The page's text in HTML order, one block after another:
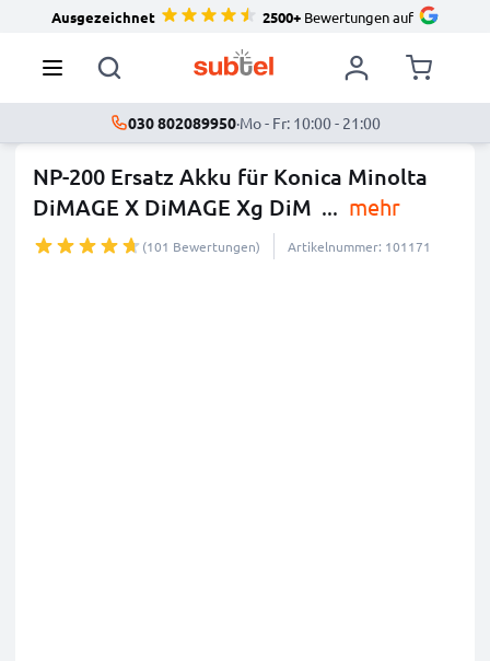
Ausgezeichnet 2500+Bewertungen auf
030 802089950·Mo - Fr: 10:00 - 21:00
NP-200 Ersatz Akku für Konica Minolta
DiMAGE X DiMAGE Xg DiM ... mehr
(101 Bewertungen) Artikelnummer: 101171